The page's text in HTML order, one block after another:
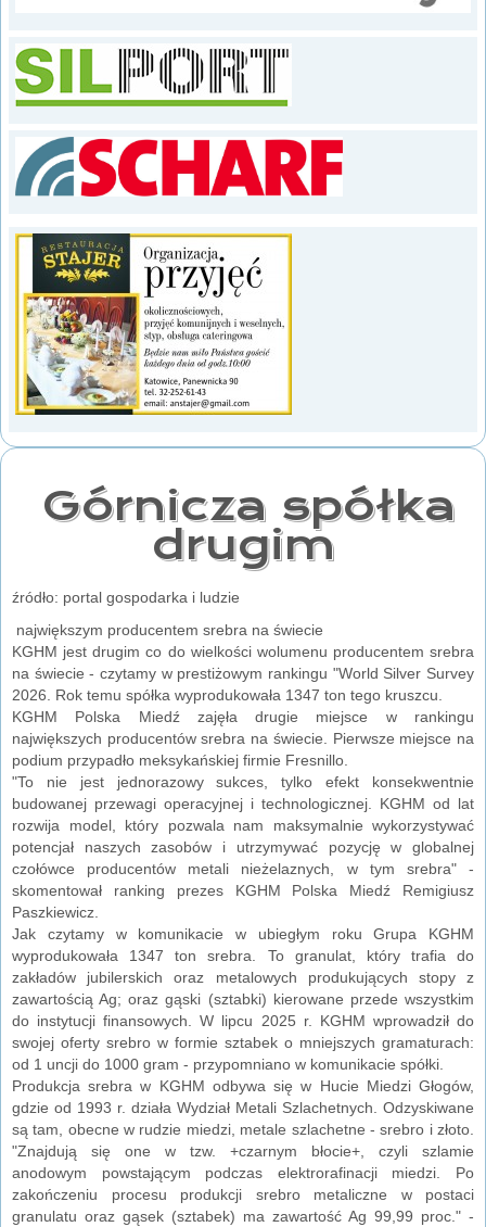
Górnicza spółka
drugim
źródło: portal gospodarka i ludzie
największym producentem srebra na świecie
KGHM jest drugim co do wielkości wolumenu producentem srebra
na świecie - czytamy w prestiżowym rankingu "World Silver Survey
2026. Rok temu spółka wyprodukowała 1347 ton tego kruszcu.
KGHM Polska Miedź zajęła drugie miejsce w rankingu
największych producentów srebra na świecie. Pierwsze miejsce na
podium przypadło meksykańskiej firmie Fresnillo.
"To nie jest jednorazowy sukces, tylko efekt konsekwentnie
budowanej przewagi operacyjnej i technologicznej. KGHM od lat
rozwija model, który pozwala nam maksymalnie wykorzystywać
potencjał naszych zasobów i utrzymywać pozycję w globalnej
czołówce producentów metali nieżelaznych, w tym srebra" -
skomentował ranking prezes KGHM Polska Miedź Remigiusz
Paszkiewicz.
Jak czytamy w komunikacie w ubiegłym roku Grupa KGHM
wyprodukowała 1347 ton srebra. To granulat, który trafia do
zakładów jubilerskich oraz metalowych produkujących stopy z
zawartością Ag; oraz gąski (sztabki) kierowane przede wszystkim
do instytucji finansowych. W lipcu 2025 r. KGHM wprowadził do
swojej oferty srebro w formie sztabek o mniejszych gramaturach:
od 1 uncji do 1000 gram - przypomniano w komunikacie spółki.
Produkcja srebra w KGHM odbywa się w Hucie Miedzi Głogów,
gdzie od 1993 r. działa Wydział Metali Szlachetnych. Odzyskiwane
są tam, obecne w rudzie miedzi, metale szlachetne - srebro i złoto.
"Znajdują się one w tzw. +czarnym błocie+, czyli szlamie
anodowym powstającym podczas elektrorafinacji miedzi. Po
zakończeniu procesu produkcji srebro metaliczne w postaci
granulatu oraz gąsek (sztabek) ma zawartość Ag 99,99 proc." -